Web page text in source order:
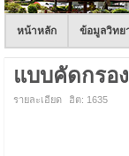
หน้าหลัก ข้อมูลวิทย
แบบคัดกรอ
รายละเอียด ฮิต: 1635